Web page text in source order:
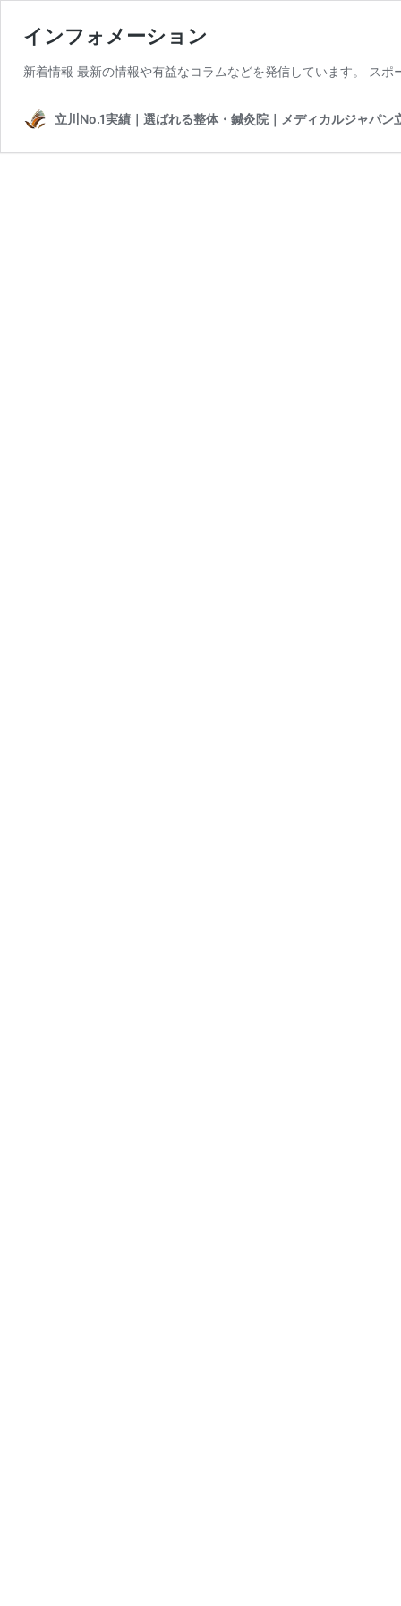
インフォメーション
新着情報 最新の情報や有益なコラムなどを発信しています。 ス
立川No.1実績｜選ばれる整体・鍼灸院｜メディカルジャパン